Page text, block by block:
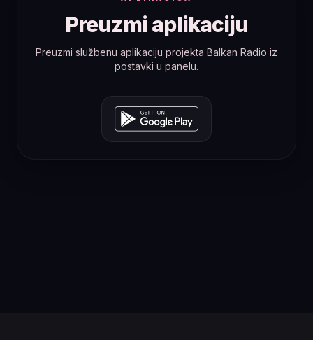
Preuzmi aplikaciju
Preuzmi službenu aplikaciju projekta Balkan Radio iz
postavki u panelu.